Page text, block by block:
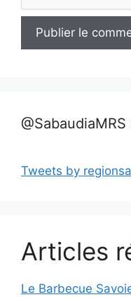
Tweets by
Articles
Le Barbecue